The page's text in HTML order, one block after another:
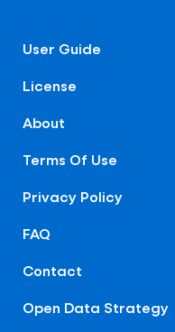
User Guide
License
About
Terms Of Use
Privacy Policy
FAQ
Contact
Open Data Strategy